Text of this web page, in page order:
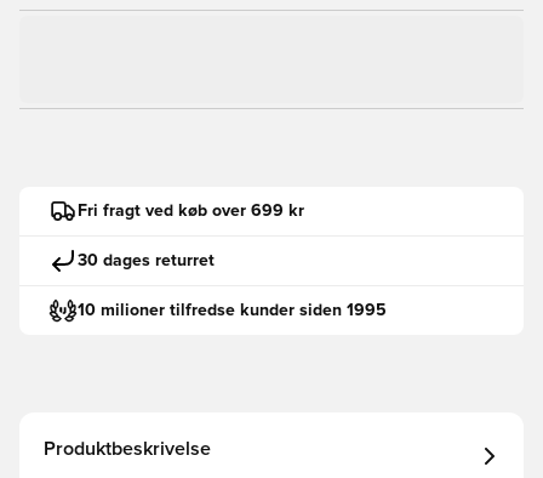
Fri fragt ved køb over 699 kr
30 dages returret
10 milioner tilfredse kunder siden 1995
Produktbeskrivelse